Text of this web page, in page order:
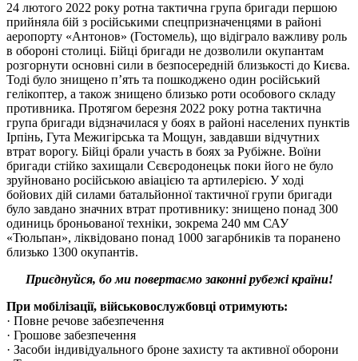
24 лютого 2022 року ротна тактична група бригади першою
прийняла бій з російськими спецпризначенцями в районі
аеропорту «Антонов» (Гостомель), що відіграло важливу роль
в обороні столиці. Бійці бригади не дозволили окупантам
розгорнути основні сили в безпосередній близькості до Києва.
Тоді було знищено п’ять та пошкоджено один російський
гелікоптер, а також знищено близько роти особового складу
противника. Протягом березня 2022 року ротна тактична
група бригади відзначилася у боях в районі населених пунктів
Ірпінь, Гута Межигірська та Мощун, завдавши відчутних
втрат ворогу. Бійці брали участь в боях за Рубіжне. Воїни
бригади стійко захищали Сєвєродонецьк поки його не було
зруйновано російською авіацією та артилерією. У ході
бойових дій силами батальйонної тактичної групи бригади
було завдано значних втрат противнику: знищено понад 300
одиниць броньованої техніки, зокрема 240 мм САУ
«Тюльпан», ліквідовано понад 1000 загарбників та поранено
близько 1300 окупантів.
Приєднуйся, бо ми повертаємо законні рубежі країни!
При мобілізації, військовослужбовці отримують:
· Повне речове забезпечення
· Грошове забезпечення
· Засоби індивідуального броне захисту та активної оборони